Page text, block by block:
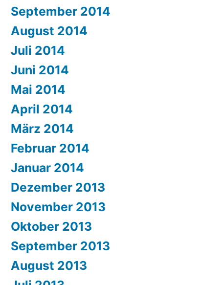
September 2014
August 2014
Juli 2014
Juni 2014
Mai 2014
April 2014
März 2014
Februar 2014
Januar 2014
Dezember 2013
November 2013
Oktober 2013
September 2013
August 2013